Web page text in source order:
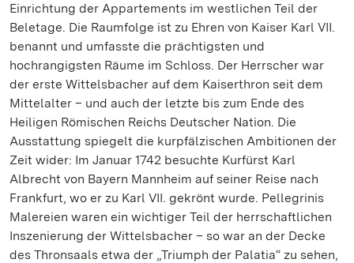
Einrichtung der Appartements im westlichen Teil der
Beletage. Die Raumfolge ist zu Ehren von Kaiser Karl VII.
benannt und umfasste die prächtigsten und
hochrangigsten Räume im Schloss. Der Herrscher war
der erste Wittelsbacher auf dem Kaiserthron seit dem
Mittelalter – und auch der letzte bis zum Ende des
Heiligen Römischen Reichs Deutscher Nation. Die
Ausstattung spiegelt die kurpfälzischen Ambitionen der
Zeit wider: Im Januar 1742 besuchte Kurfürst Karl
Albrecht von Bayern Mannheim auf seiner Reise nach
Frankfurt, wo er zu Karl VII. gekrönt wurde. Pellegrinis
Malereien waren ein wichtiger Teil der herrschaftlichen
Inszenierung der Wittelsbacher – so war an der Decke
des Thronsaals etwa der „Triumph der Palatia“ zu sehen,